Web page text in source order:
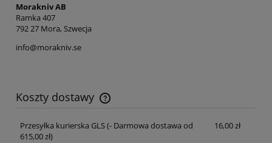
Morakniv AB
Ramka 407
792 27 Mora, Szwecja
info@morakniv.se
Koszty dostawy
Cena nie zawiera ewentualnych kosztów płatności
Przesyłka kurierska GLS(- Darmowa dostawa od
615,00 zł)
16,00 zł